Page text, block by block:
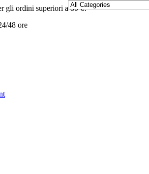
gli ordini superiori a 80 €!
48 ore